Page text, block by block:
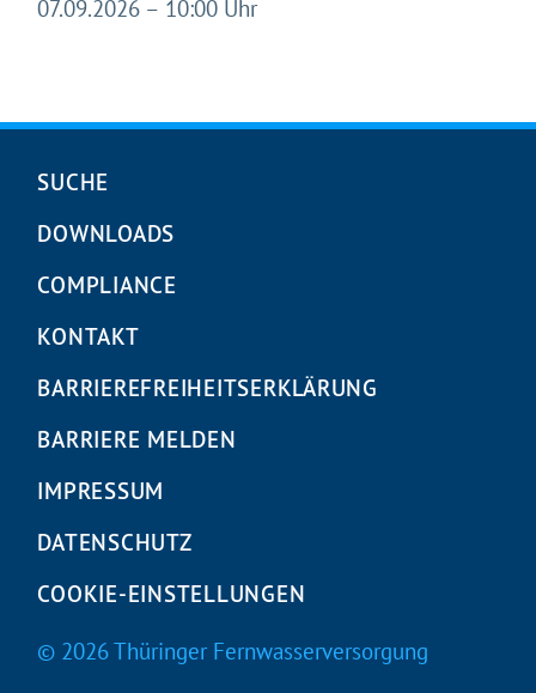
07.09.2026 – 10:00 Uhr
Navigation
SUCHE
DOWNLOADS
COMPLIANCE
KONTAKT
BARRIEREFREIHEITS­ERKLÄRUNG
BARRIERE MELDEN
IMPRESSUM
DATENSCHUTZ
COOKIE-EINSTELLUNGEN
© 2026 Thüringer Fernwasserversorgung